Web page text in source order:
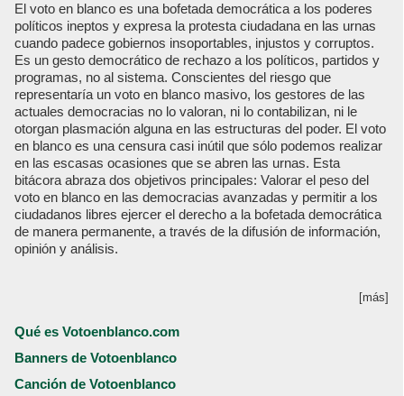
El voto en blanco es una bofetada democrática a los poderes
políticos ineptos y expresa la protesta ciudadana en las urnas
cuando padece gobiernos insoportables, injustos y corruptos.
Es un gesto democrático de rechazo a los políticos, partidos y
programas, no al sistema. Conscientes del riesgo que
representaría un voto en blanco masivo, los gestores de las
actuales democracias no lo valoran, ni lo contabilizan, ni le
otorgan plasmación alguna en las estructuras del poder. El voto
en blanco es una censura casi inútil que sólo podemos realizar
en las escasas ocasiones que se abren las urnas. Esta
bitácora abraza dos objetivos principales: Valorar el peso del
voto en blanco en las democracias avanzadas y permitir a los
ciudadanos libres ejercer el derecho a la bofetada democrática
de manera permanente, a través de la difusión de información,
opinión y análisis.
[más]
Qué es Votoenblanco.com
Banners de Votoenblanco
Canción de Votoenblanco